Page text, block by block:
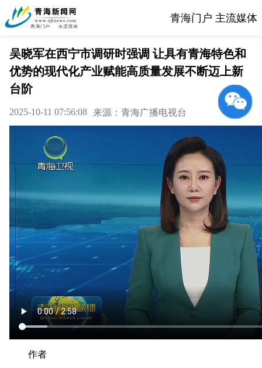
青海门户 主流媒体
吴晓军在西宁市调研时强调 让具有青海特色和
优势的现代化产业赋能高质量发展不断迈上新
台阶
2025-10-11 07:56:08 来源：青海广播电视台
作者